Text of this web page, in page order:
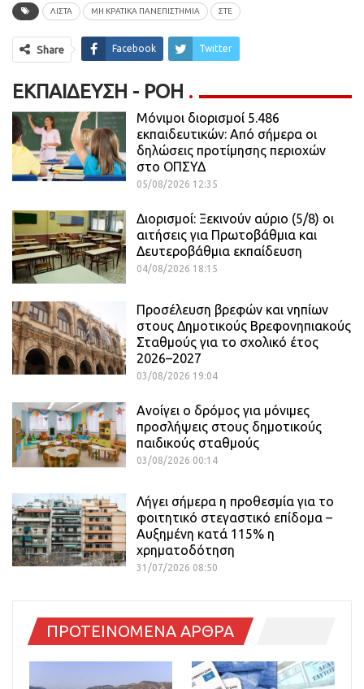
ΛΙΣΤΑ ΜΗ ΚΡΑΤΙΚΑ ΠΑΝΕΠΙΣΤΗΜΙΑ ΣΤΕ
Share Facebook Twitter
ΕΚΠΑΊΔΕΥΣΗ - ΡΟΗ
Μόνιμοι διορισμοί 5.486
εκπαιδευτικών: Από σήμερα οι
δηλώσεις προτίμησης περιοχών
στο ΟΠΣΥΔ
05/08/2026 12:35
Διορισμοί: Ξεκινούν αύριο (5/8) οι
αιτήσεις για Πρωτοβάθμια και
Δευτεροβάθμια εκπαίδευση
04/08/2026 18:15
Προσέλευση βρεφών και νηπίων
στους Δημοτικούς Βρεφονηπιακούς
Σταθμούς για το σχολικό έτος
2026–2027
03/08/2026 19:04
Ανοίγει ο δρόμος για μόνιμες
προσλήψεις στους δημοτικούς
παιδικούς σταθμούς
03/08/2026 00:14
Λήγει σήμερα η προθεσμία για το
φοιτητικό στεγαστικό επίδομα –
Αυξημένη κατά 115% η
χρηματοδότηση
31/07/2026 08:50
ΠΡΟΤΕΙΝΟΜΕΝΑ ΑΡΘΡΑ